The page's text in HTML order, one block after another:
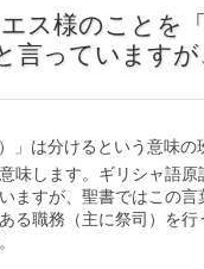
ス様のことを
言っています
」は分けるという意味
味します。ギリシャ語
ますが、聖書ではこの
る職務（主に祭司）を